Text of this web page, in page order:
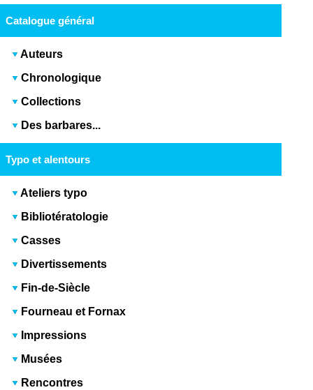
Catalogue général
Auteurs
Chronologique
Collections
Des barbares...
Typo et alentours
Ateliers typo
Bibliotératologie
Casses
Divertissements
Fin-de-Siècle
Fourneau et Fornax
Impressions
Musées
Rencontres